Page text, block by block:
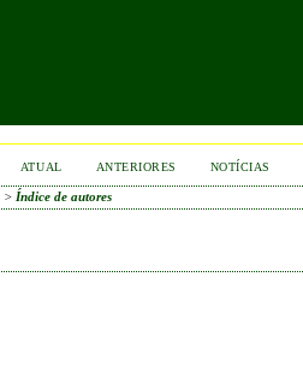
ATUAL ANTERIORES NOTÍCIAS
> Índice de autores